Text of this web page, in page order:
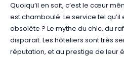
Quoiqu’il en soit, c’est le cœur
est chamboulé. Le service tel
obsolète ? Le mythe du chic, du
disparait. Les hôteliers sont très
réputation, et au prestige de leur